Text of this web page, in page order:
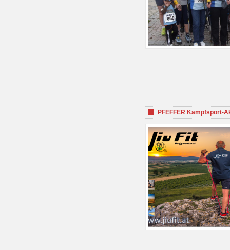
PFEFFER Kampfsport-